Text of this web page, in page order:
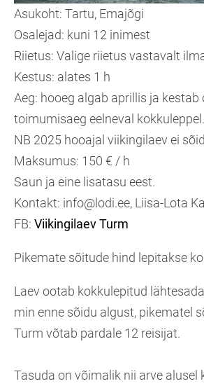
Asukoht: Tartu, Emajõgi
Osalejad: kuni 12 inimest
Riietus: Valige riietus vastavalt
Kestus: alates 1 h
Aeg: hooeg algab aprillis ja kestab
toimumisaeg eelneval kokkuleppel.
NB 2025 hooajal viikingilaev ei
Maksumus: 150 € / h
Saun ja eine lisatasu eest.
Kontakt: info@lodi.ee, Liisa-Lota
FB: Viikingilaev Turm
Pikemate sõitude hind lepitakse
Laev ootab kokkulepitud
min enne sõidu algust, pikematel
Turm võtab pardale 12 reisijat.
Tasuda on võimalik nii arve alusel